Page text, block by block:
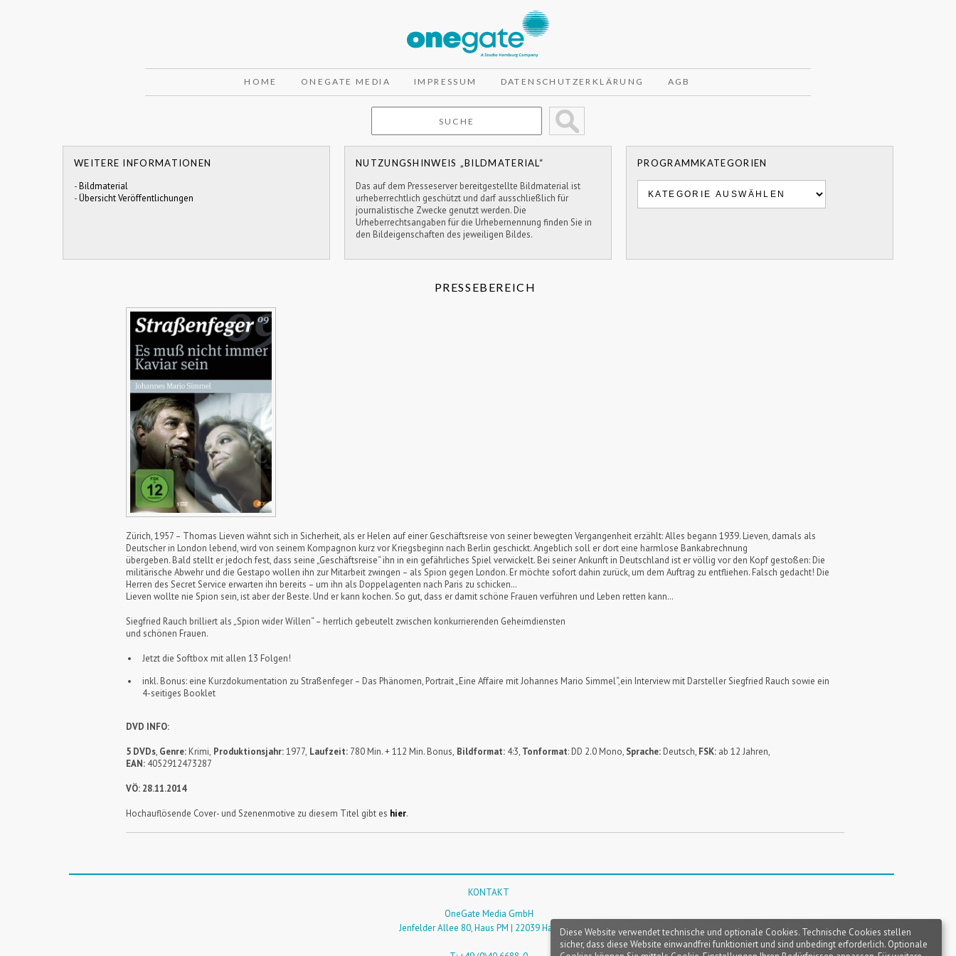
HOME ONEGATE MEDIA IMPRESSUM DATENSCHUTZERKLÄRUNG AGB
WEITERE INFORMATIONEN
-Bildmaterial
-Übersicht Veröffentlichungen
NUTZUNGSHINWEIS „BILDMATERIAL“
Das auf dem Presseserver bereitgestellte Bildmaterial ist
urheberrechtlich geschützt und darf ausschließlich für
journalistische Zwecke genutzt werden. Die
Urheberrechtsangaben für die Urhebernennung finden Sie in
den Bildeigenschaften des jeweiligen Bildes.
PROGRAMMKATEGORIEN
PRESSEBEREICH
Zürich, 1957 – Thomas Lieven wähnt sich in Sicherheit, als er Helen auf einer Geschäftsreise von seiner bewegten Vergangenheit erzählt: Alles begann 1939. Lieven, damals als
Deutscher in London lebend, wird von seinem Kompagnon kurz vor Kriegsbeginn nach Berlin geschickt. Angeblich soll er dort eine harmlose Bankabrechnung
übergeben. Bald stellt er jedoch fest, dass seine „Geschäftsreise“ ihn in ein gefährliches Spiel verwickelt. Bei seiner Ankunft in Deutschland ist er völlig vor den Kopf gestoßen: Die
militärische Abwehr und die Gestapo wollen ihn zur Mitarbeit zwingen – als Spion gegen London. Er möchte sofort dahin zurück, um dem Auftrag zu entfliehen. Falsch gedacht! Die
Herren des Secret Service erwarten ihn bereits – um ihn als Doppelagenten nach Paris zu schicken…
Lieven wollte nie Spion sein, ist aber der Beste. Und er kann kochen. So gut, dass er damit schöne Frauen verführen und Leben retten kann…
Siegfried Rauch brilliert als „Spion wider Willen“ – herrlich gebeutelt zwischen konkurrierenden Geheimdiensten
und schönen Frauen.
Jetzt die Softbox mit allen 13 Folgen!
inkl. Bonus: eine Kurzdokumentation zu Straßenfeger – Das Phänomen, Portrait „Eine Affaire mit Johannes Mario Simmel“,ein Interview mit Darsteller Siegfried Rauch sowie ein
4-seitiges Booklet
DVD INFO:
5 DVDs, Genre: Krimi, Produktionsjahr:1977, Laufzeit: 780 Min. + 112 Min. Bonus, Bildformat: 4:3, Tonformat: DD 2.0 Mono, Sprache: Deutsch, FSK: ab 12 Jahren,
EAN: 4052912473287
VÖ: 28.11.2014
Hochauflösende Cover- und Szenenmotive zu diesem Titel gibt es hier.
KONTAKT
OneGate Media GmbH
Jenfelder Allee 80, Haus PM | 22039 HamburgDiese Website verwendet technische und optionale Cookies. Technische Cookies stellen
sicher, dass diese Website einwandfrei funktioniert und sind unbedingt erforderlich. Optionale